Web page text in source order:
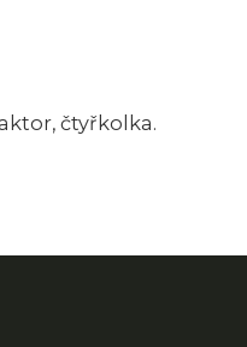
čtyřkolka.